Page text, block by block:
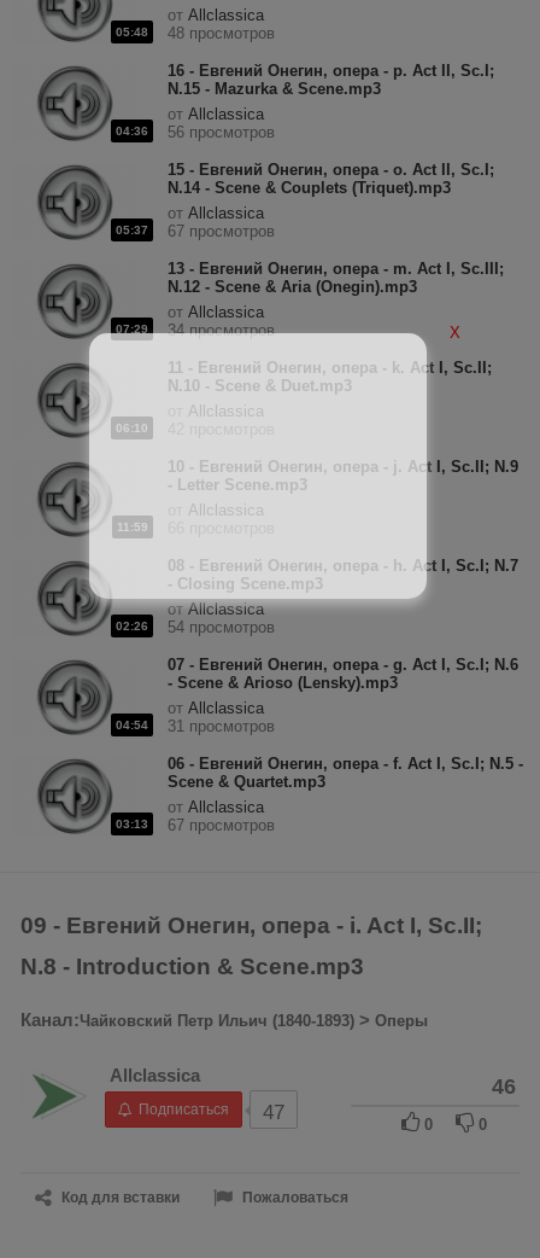
05:48
от Allclassica
48 просмотров
04:36
16 - Евгений Онегин, опера - p. Act II, Sc.I;
N.15 - Mazurka & Scene.mp3
от Allclassica
56 просмотров
05:37
15 - Евгений Онегин, опера - o. Act II, Sc.I;
N.14 - Scene & Couplets (Triquet).mp3
от Allclassica
67 просмотров
07:29
13 - Евгений Онегин, опера - m. Act I, Sc.III;
N.12 - Scene & Aria (Onegin).mp3
от Allclassica
34 просмотров
06:10
11 - Евгений Онегин, опера - k. Act I, Sc.II;
N.10 - Scene & Duet.mp3
Allclassica
11:59
10 - Евгений Онегин, опера - j. Act I, Sc.II; N.9
- Letter Scene.mp3
Allclassica
02:26
08 - Евгений Онегин, опера - h. Act I, Sc.I; N.7
- Closing Scene.mp3
отAllclassica
54 просмотров
04:54
07 - Евгений Онегин, опера - g. Act I, Sc.I; N.6
- Scene & Arioso (Lensky).mp3
от Allclassica
31 просмотров
03:13
06 - Евгений Онегин, опера - f. Act I, Sc.I; N.5 -
Scene & Quartet.mp3
от Allclassica
67 просмотров
09 - Евгений Онегин, опера - i. Act I, Sc.II;
N.8 - Introduction & Scene.mp3
Канал:Чайковский Петр Ильич (1840-1893) > Оперы
Allclassica
Подписаться 47
46
0 0
Код для вставки Пожаловаться
X